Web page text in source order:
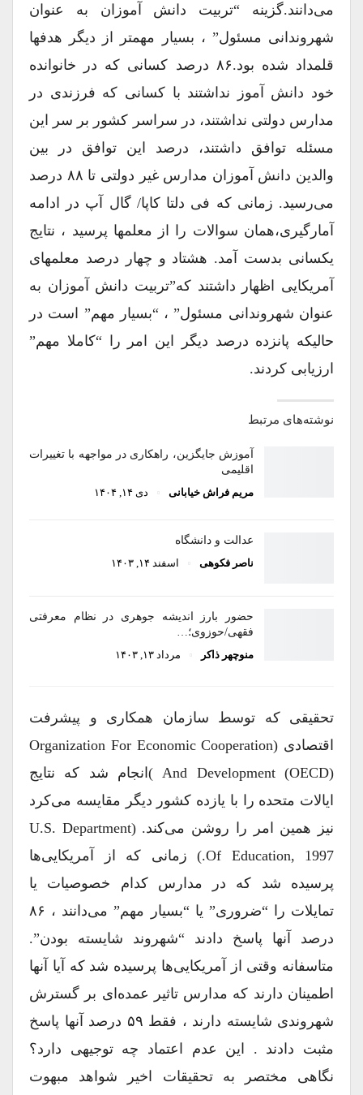
می‌دانند.گزینه “تربیت دانش آموزان به عنوان
شهروندانی مسئول” ، بسیار مهمتر از دیگر هدفها
قلمداد شده بود.۸۶ درصد کسانی که در خانوانده
خود دانش آموز نداشتند با کسانی که فرزندی در
مدارس دولتی نداشتند، در سراسر کشور بر سر این
مسئله توافق داشتند، درصد این توافق در بین
والدین دانش آموزان مدارس غیر دولتی تا ۸۸ درصد
می‌رسید. زمانی که فی دلتا کاپا/ گال آپ در ادامه
آمارگیری،همان سوالات را از معلمها پرسید ، نتایج
یکسانی بدست آمد. هشتاد و چهار درصد معلمهای
آمریکایی اظهار داشتند که”تربیت دانش آموزان به
عنوان شهروندانی مسئول” ، “بسیار مهم” است در
حالیکه پانزده درصد دیگر این امر را “کاملا مهم”
ارزیابی کردند.
نوشته‌های مرتبط
آموزش جایگزین، راهکاری در مواجهه با تغییرات
اقلیمی
مریم فراش خیابانی
دی ۱۴, ۱۴۰۴
عدالت و دانشگاه
ناصر فکوهی
اسفند ۱۴, ۱۴۰۳
حضور بارز اندیشه جوهری در نظام معرفتی
فقهی/حوزوی؛…
منوچهر ذاکر
مرداد ۱۳, ۱۴۰۳
تحقیقی که توسط سازمان همکاری و پیشرفت
اقتصادی (Organization For Economic Cooperation
And Development (OECD) )انجام شد که نتایج
ایالات متحده را با یازده کشور دیگر مقایسه ‌می‌کرد
نیز همین امر را روشن می‌کند. (U.S. Department
Of Education, 1997.) زمانی که از آمریکایی‌ها
پرسیده شد که در مدارس کدام خصوصیات یا
تمایلات را “ضروری” یا “بسیار مهم” می‌دانند ، ۸۶
درصد آنها پاسخ دادند “شهروند شایسته بودن”.
متاسفانه وقتی از آمریکایی‌ها پرسیده شد که آیا آنها
اطمینان دارند که مدارس تاثیر عمده‌ای بر گسترش
شهروندی شایسته دارند ، فقط ۵۹ درصد آنها پاسخ
مثبت دادند . این عدم اعتماد چه توجیهی دارد؟
نگاهی مختصر به تحقیقات اخیر شواهد مبهوت